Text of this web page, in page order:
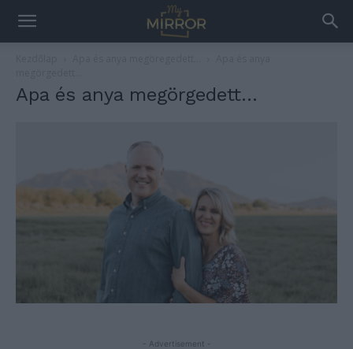
Apa és anya megörgedett…
- Advertisement -